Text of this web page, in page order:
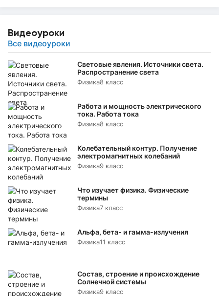
Видеоуроки
Все видеоуроки
Световые явления. Источники света.
Распространение света
Физика8 класс
Работа и мощность электрического
тока. Работа тока
Физика8 класс
Колебательный контур. Получение
электромагнитных колебаний
Физика9 класс
Что изучает физика. Физические
термины
Физика7 класс
Альфа, бета- и гамма-излучения
Физика11 класс
Состав, строение и происхождение
Солнечной системы
Физика9 класс